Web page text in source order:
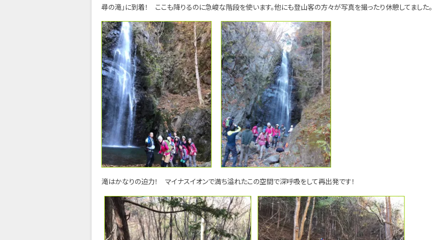
尋の滝」に到着！ ここも降りるのに急峻な階段を使います。他にも登山客の方々が写真を撮ったり休憩してました。
滝はかなりの迫力！ マイナスイオンで満ち溢れたこの空間で深呼吸をして再出発です！